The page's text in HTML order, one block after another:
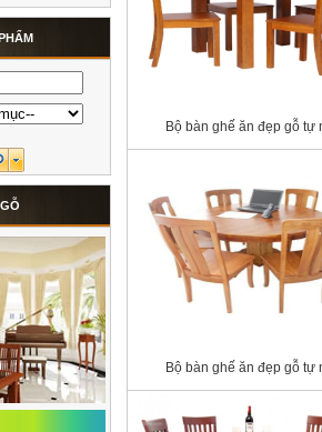
Bộ bàn ghế ăn đẹp gỗ tự
Bộ bàn ghế ăn đẹp gỗ tự